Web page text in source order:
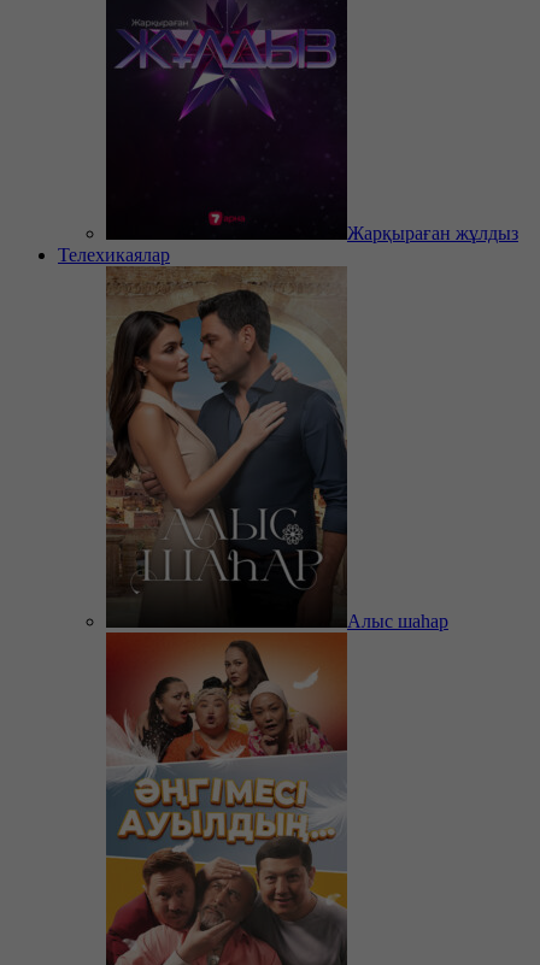
Жарқыраған жұлдыз
Телехикаялар
Алыс шаһар